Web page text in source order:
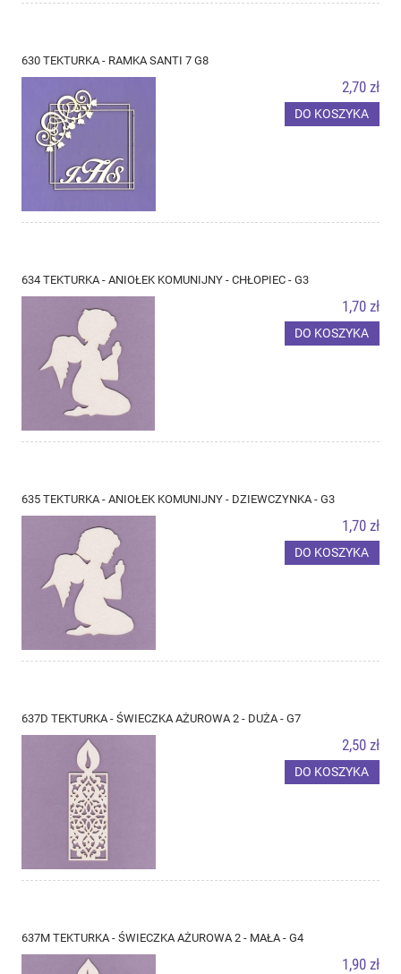
630 TEKTURKA - RAMKA SANTI 7 G8
2,70 zł
DO KOSZYKA
634 TEKTURKA - ANIOŁEK KOMUNIJNY - CHŁOPIEC - G3
1,70 zł
DO KOSZYKA
635 TEKTURKA - ANIOŁEK KOMUNIJNY - DZIEWCZYNKA - G3
1,70 zł
DO KOSZYKA
637D TEKTURKA - ŚWIECZKA AŻUROWA 2 - DUŻA - G7
2,50 zł
DO KOSZYKA
637M TEKTURKA - ŚWIECZKA AŻUROWA 2 - MAŁA - G4
1,90 zł